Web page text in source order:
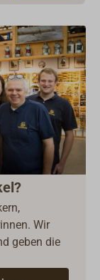
Wir
geben die